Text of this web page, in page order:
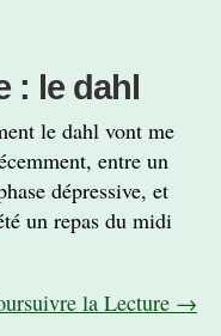
: le dahl
le dahl vont me
entre un
dépressive, et
un repas du midi
la Lecture →